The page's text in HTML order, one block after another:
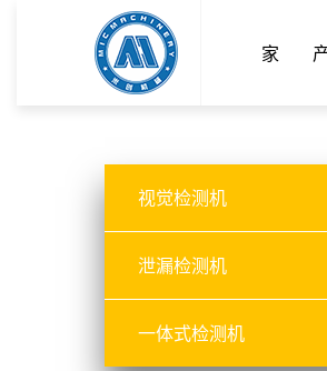
家
视觉检测机
泄漏检测机
一体式检测机